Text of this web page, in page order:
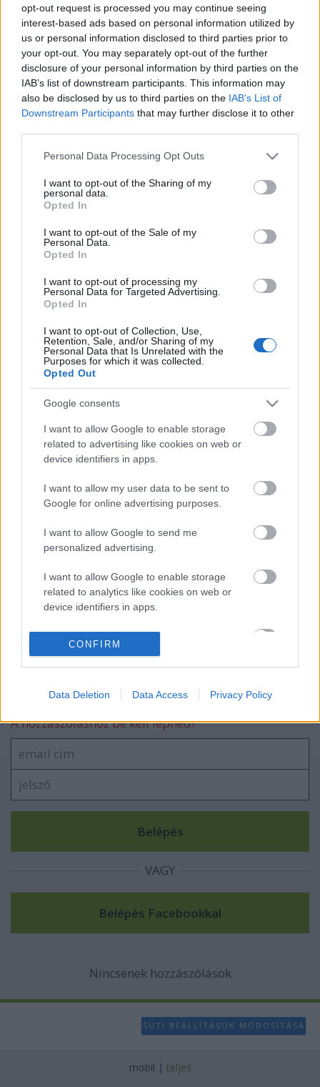
opt-out request is processed you may continue seeing
interest-based ads based on personal information utilized by
us or personal information disclosed to third parties prior to
your opt-out. You may separately opt-out of the further
disclosure of your personal information by third parties on the
IAB’s list of downstream participants. This information may
also be disclosed by us to third parties on the IAB’s List of
Downstream Participants that may further disclose it to other
Please note that this website/app uses one or more Google
not limited to your visit or usage behaviour. You may click to
grant or deny consent to Google and its third-party tags to
use your data for below specified purposes in below Google
consent section.
Personal Data Processing Opt Outs
I want to opt-out of the Sharing of my
personal data.
Opted In
I want to opt-out of the Sale of my
Personal Data.
Opted In
I want to opt-out of processing my
Personal Data for Targeted Advertising.
Opted In
I want to opt-out of Collection, Use,
Retention, Sale, and/or Sharing of my
Personal Data that Is Unrelated with the
Purposes for which it was collected.
Opted Out
Google consents
I want to allow Google to enable storage
related to advertising like cookies on web or
device identifiers in apps.
I want to allow my user data to be sent to
Google for online advertising purposes.
I want to allow Google to send me
personalized advertising.
I want to allow Google to enable storage
related to analytics like cookies on web or
device identifiers in apps.
I want to allow Google to enable storage
related to functionality of the website or app.
related to personalization.
I want to allow Google to enable storage
related to security, including authentication
functionality and fraud prevention, and other
user protection.
CONFIRM
Data Deletion Data Access Privacy Policy
Figyeljétek, mit esztek, mert nagyon nem mindegy. ;)
Egy ilyen tányér tele van melegítő összetevőkkel,
ezért melegen ajánlom! <3
A RECEPTÉRT IDE KATTINTS!
Címkék:leves lencse krumpli gluténmentes
húsmentes
tojásmentes
Tepsis batáta
“Húsleves” tökmagból
Rakott krumpli V
Vega sonka - MOST!
Szólj hozzá!
A hozzászóláshoz be kell lépned!
VAGY
Nincsenek hozzászólások
SÜTI BEÁLLÍTÁSOK MÓDOSÍTÁSA
mobil | teljes